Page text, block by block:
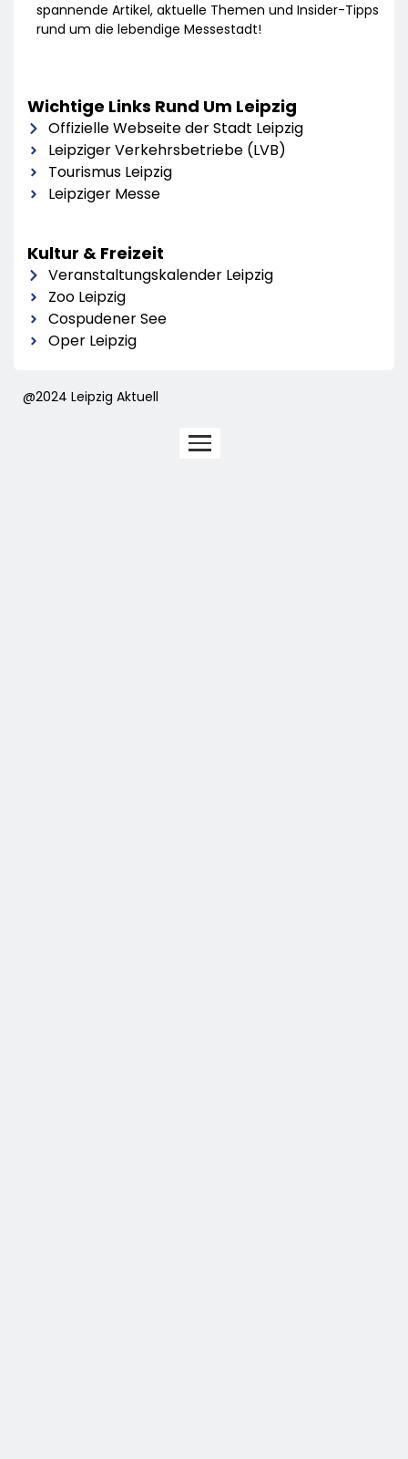
spannende Artikel, aktuelle Themen und Insider-Tipps
rund um die lebendige Messestadt!
Wichtige Links Rund Um Leipzig
Offizielle Webseite der Stadt Leipzig
Leipziger Verkehrsbetriebe (LVB)
Tourismus Leipzig
Leipziger Messe
Kultur & Freizeit
Veranstaltungskalender Leipzig
Zoo Leipzig
Cospudener See
Oper Leipzig
@2024 Leipzig Aktuell